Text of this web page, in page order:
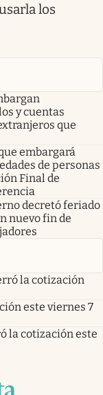
los
y cuentas
que
embargará
de personas
Final de
decretó feriado
nuevo fin de
la cotización
este viernes 7
la cotización este
pestañapestaña
nueva pestaña
en nueva pestaña